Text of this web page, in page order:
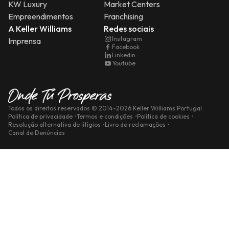
KW Luxury
Empreendimentos
Market Centers
Franchising
A Keller Williams
Imprensa
Redes sociais
Instagram
Facebook
Linkedin
Youtube
Todos os direitos reservados © 2014-2026 Keller Williams Portugal
Política de privacidade Termos e condições
Política de cookies
Resolução alternativa de litígios
Livro de reclamações
Canal de Denúncias